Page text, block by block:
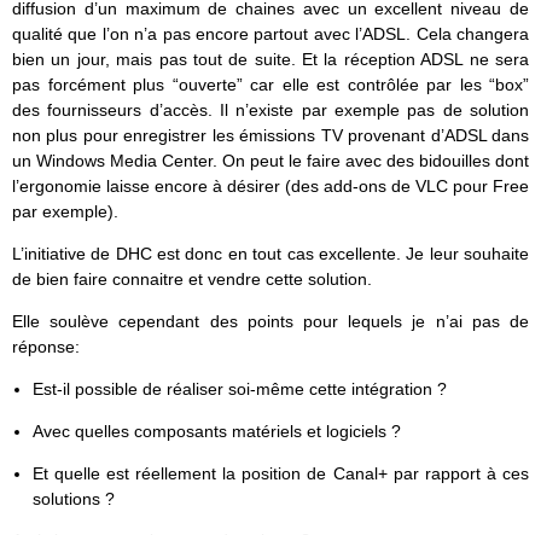
diffusion d’un maximum de chaines avec un excellent niveau de
qualité que l’on n’a pas encore partout avec l’ADSL. Cela changera
bien un jour, mais pas tout de suite. Et la réception ADSL ne sera
pas forcément plus “ouverte” car elle est contrôlée par les “box”
des fournisseurs d’accès. Il n’existe par exemple pas de solution
non plus pour enregistrer les émissions TV provenant d’ADSL dans
un Windows Media Center. On peut le faire avec des bidouilles dont
l’ergonomie laisse encore à désirer (des add-ons de VLC pour Free
par exemple).
L’initiative de DHC est donc en tout cas excellente. Je leur souhaite
de bien faire connaitre et vendre cette solution.
Elle soulève cependant des points pour lequels je n’ai pas de
réponse:
Est-il possible de réaliser soi-même cette intégration ?
Avec quelles composants matériels et logiciels ?
Et quelle est réellement la position de Canal+ par rapport à ces
solutions ?